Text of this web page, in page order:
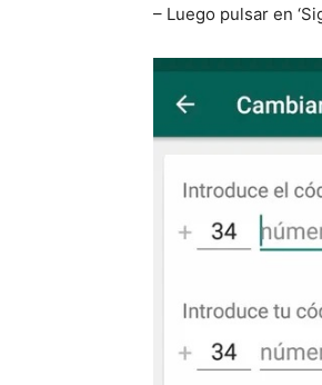
– Luego pulsar en